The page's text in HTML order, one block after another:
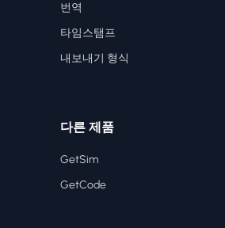
번역
타임스탬프
내보내기 형식
다른 제품
GetSim
GetCode